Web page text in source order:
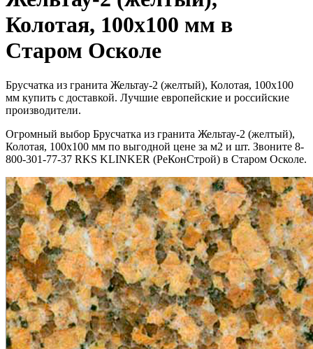
Колотая, 100x100 мм в
Старом Осколе
Брусчатка из гранита Жельтау-2 (желтый), Колотая, 100x100
мм купить с доставкой. Лучшие европейские и российские
производители.
Огромный выбор Брусчатка из гранита Жельтау-2 (желтый),
Колотая, 100x100 мм по выгодной цене за м2 и шт. Звоните 8-
800-301-77-37 RKS KLINKER (РеКонСтрой) в Старом Осколе.